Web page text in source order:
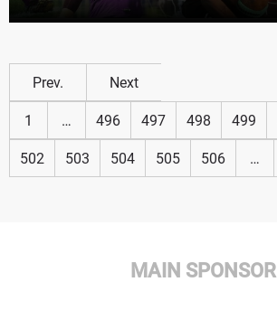
Prev. Next
1 … 496 497 498 499
502 503 504 505 506 …
MAIN SPONSOR